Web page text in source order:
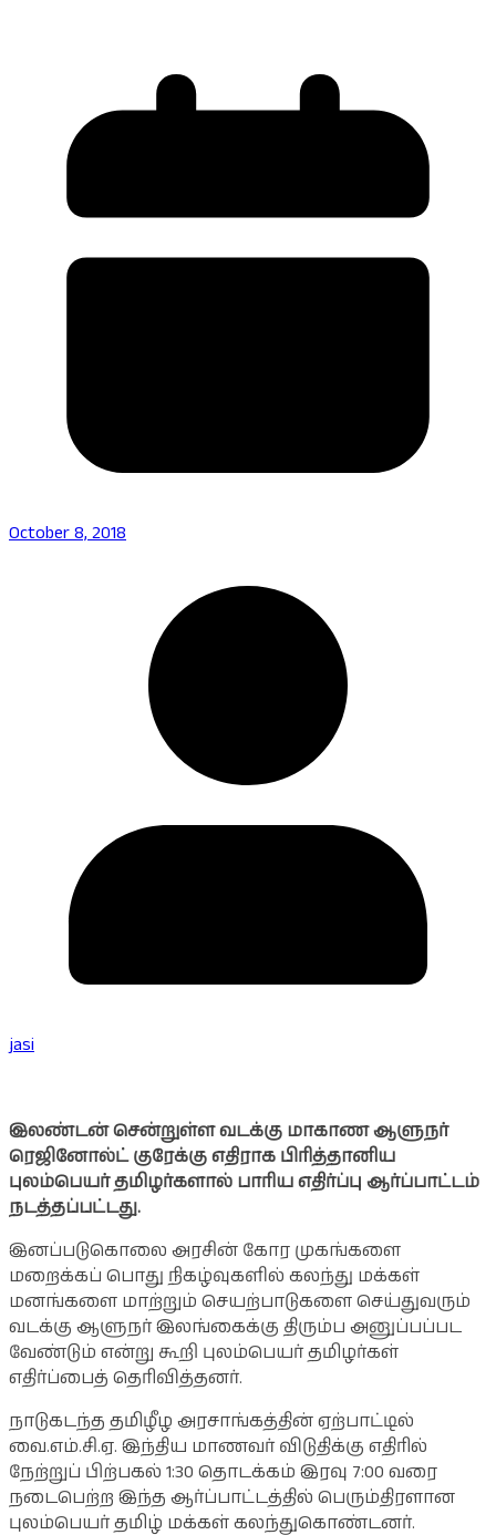
October 8, 2018
jasi
இலண்டன் சென்றுள்ள வடக்கு மாகாண ஆளுநர்
ரெஜினோல்ட் குரேக்கு எதிராக பிரித்தானிய
புலம்பெயர் தமிழர்களால் பாரிய எதிர்ப்பு ஆர்ப்பாட்டம்
நடத்தப்பட்டது.
இனப்படுகொலை அரசின் கோர முகங்களை
மறைக்கப் பொது நிகழ்வுகளில் கலந்து மக்கள்
மனங்களை மாற்றும் செயற்பாடுகளை செய்துவரும்
வடக்கு ஆளுநர் இலங்கைக்கு திரும்ப அனுப்பப்பட
வேண்டும் என்று கூறி புலம்பெயர் தமிழர்கள்
எதிர்ப்பைத் தெரிவித்தனர்.
நாடுகடந்த தமிழீழ அரசாங்கத்தின் ஏற்பாட்டில்
வை.எம்.சி.ஏ. இந்திய மாணவர் விடுதிக்கு எதிரில்
நேற்றுப் பிற்பகல் 1:30 தொடக்கம் இரவு 7:00 வரை
நடைபெற்ற இந்த ஆர்ப்பாட்டத்தில் பெரும்திரளான
புலம்பெயர் தமிழ் மக்கள் கலந்துகொண்டனர்.